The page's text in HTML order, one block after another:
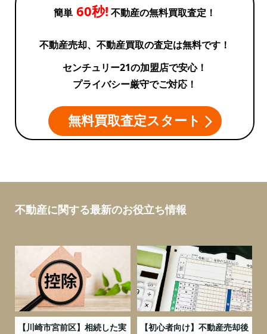
簡単 60秒! 不動産の無料買取査定！
不動産売却、不動産買取の査定は無料です！
センチュリー21の加盟店で安心！
プライバシー厳守でご対応！
無料買取査定スタート
不動産に関する最新のお役立ち情報
【川崎市宮前区】相続した実
【初心者向け】不動産売却後